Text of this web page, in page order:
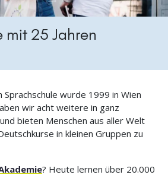
mit 25 Jahren
wurde 1999 in Wien
wir acht weitere in ganz
bieten Menschen aus aller Welt
in kleinen Gruppen zu
? Heute lernen über 20.000